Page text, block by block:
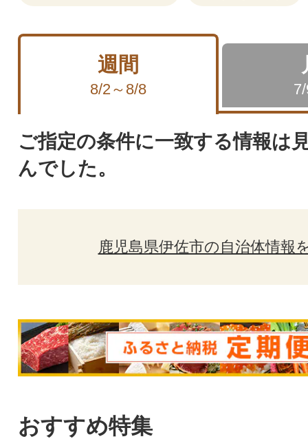
週間
8/2～8/8
ご指定の条件に一致する情報は
んでした。
鹿児島県伊佐市の自治体情報
おすすめ特集